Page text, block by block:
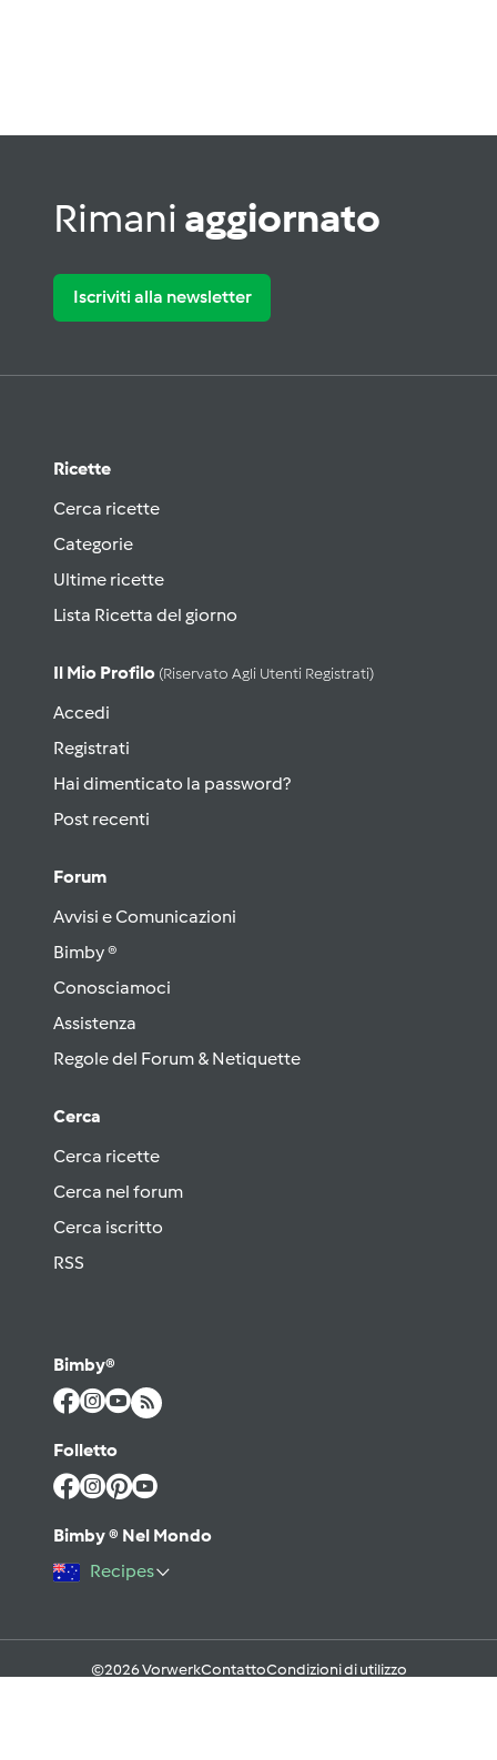
Rimani aggiornato
Iscriviti alla newsletter
Ricette
Cerca ricette
Categorie
Ultime ricette
Lista Ricetta del giorno
Il Mio Profilo (riservato Agli Utenti Registrati)
Accedi
Registrati
Hai dimenticato la password?
Post recenti
Forum
Avvisi e Comunicazioni
Bimby ®
Conosciamoci
Assistenza
Regole del Forum & Netiquette
Cerca
Cerca ricette
Cerca nel forum
Cerca iscritto
RSS
Bimby®
Folletto
Bimby ® Nel Mondo
Recipes
©2026 VorwerkContattoCondizioni di utilizzo